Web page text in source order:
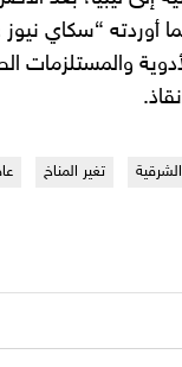
أوردته “سكاي نيوز
والمستلزمات
تغير المناخ